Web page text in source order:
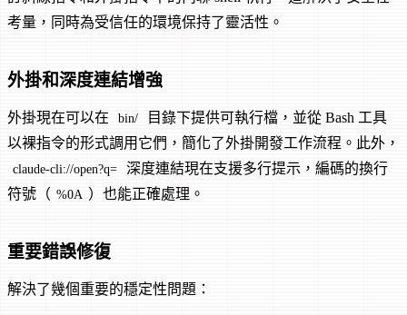
考量，同時為受信任的環境保持了靈活性。
外掛和深度連結增強
外掛現在可以在 bin/
目錄下提供可執行檔，並從 Bash 工具
以裸指令的形式調用它們，簡化了外掛開發工作流程。此外，
claude-cli://open?q=
深度連結現在支援多行提示，編碼的換行
符號（ %0A ）也能正確處理。
重要錯誤修復
解決了幾個重要的穩定性問題：